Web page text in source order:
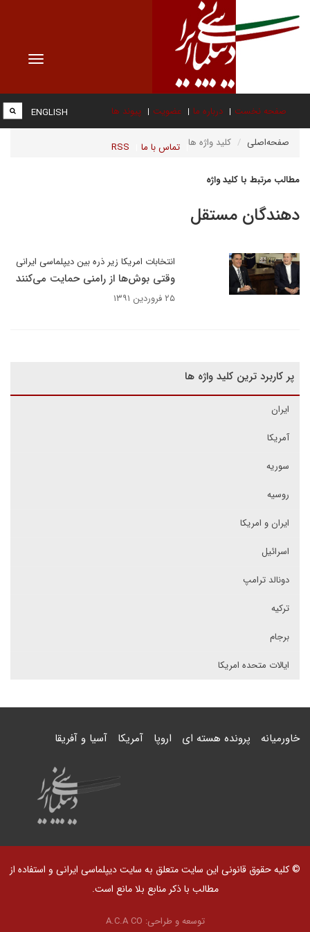
Toggle
صفحه نخست درباره ما عضویت پیوند ها
تماس با ما RSS
ENGLISH
صفحه‌اصلی کلید واژه ها
مطالب مرتبط با کلید واژه
دهندگان مستقل
انتخابات امریکا زیر ذره بین دیپلماسی ایرانی
وقتی بوش‌ها از رامنی حمایت می‌کنند
۲۵ فروردین ۱۳۹۱
پر کاربرد ترین کلید واژه ها
ایران
آمریکا
سوریه
روسیه
ایران و امریکا
اسرائیل
دونالد ترامپ
ترکیه
برجام
ایالات متحده امریکا
خاورمیانه پرونده هسته ای اروپا آمریکا آسیا و آفریقا
© کلیه حقوق قانونی این سایت متعلق به سایت دیپلماسی ایرانی و استفاده از
مطالب با ذکر منابع بلا مانع است.
توسعه و طراحی: A.C.A CO